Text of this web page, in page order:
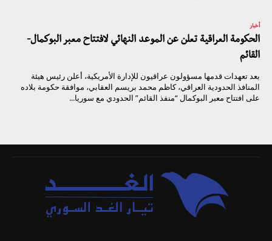
أخبار
الحكومة العراقية تعلن عن الموعد النهائي لافتتاح معبر البوكمال-
القائم
بعد تعهدات قدمها مسؤولون عراقيون للإدارة الأمريكية، أعلن رئيس هيئة
المنافذ الحدودية العراقي، كاظم محمد بريسم العقابي، موافقة حكومة بلاده
على افتتاح معبر البوكمال “منفذ القائم” الحدودي مع سوريا...